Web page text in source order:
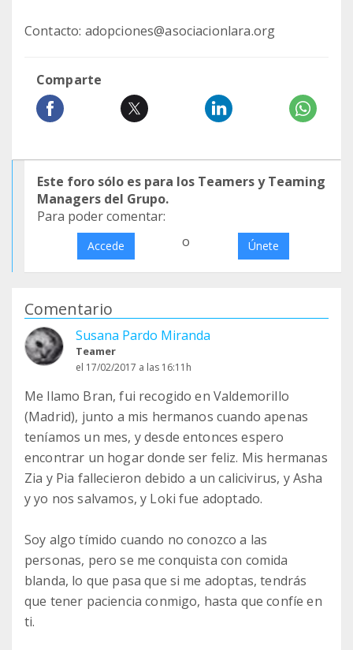
Contacto: adopciones@asociacionlara.org
Comparte
Este foro sólo es para los Teamers y Teaming
Managers del Grupo.
Para poder comentar:
Accede o Únete
Comentario
Susana Pardo Miranda
Teamer
el 17/02/2017 a las 16:11h
Me llamo Bran, fui recogido en Valdemorillo
(Madrid), junto a mis hermanos cuando apenas
teníamos un mes, y desde entonces espero
encontrar un hogar donde ser feliz. Mis hermanas
Zia y Pia fallecieron debido a un calicivirus, y Asha
y yo nos salvamos, y Loki fue adoptado.
Soy algo tímido cuando no conozco a las
personas, pero se me conquista con comida
blanda, lo que pasa que si me adoptas, tendrás
que tener paciencia conmigo, hasta que confíe en
ti.